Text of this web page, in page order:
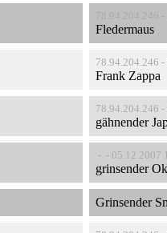
Fledermaus
78.94.204.246
Frank Zappa
78.94.204.246
gähnender
- - 05.12.2007
grinsender
Grinsender